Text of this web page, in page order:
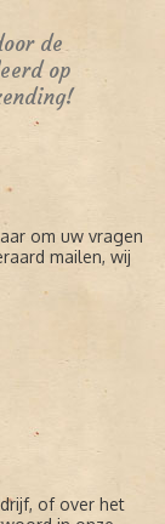
de
op
om uw vragen
mailen, wij
of over het